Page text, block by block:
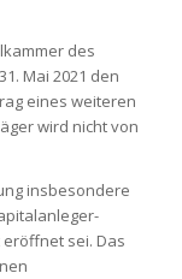
des
Mai 2021 den
eines weiteren
wird nicht von
insbesondere
sei. Das